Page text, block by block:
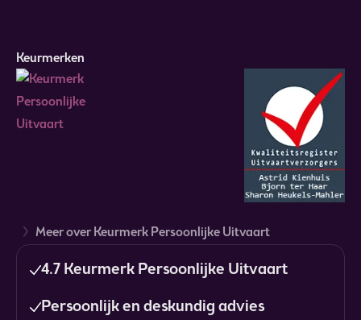
Keurmerken
Meer over Keurmerk Persoonlijke Uitvaart
4.7 Keurmerk Persoonlijke Uitvaart
Persoonlijk en deskundig advies